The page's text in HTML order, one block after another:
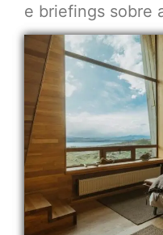
e briefings sobre